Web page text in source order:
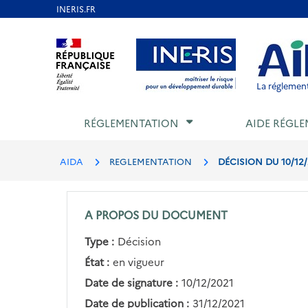
Aller au contenu Aller au menu Aller au
La
RÉGLEMENTATION AIDE
AIDA REGLEMENTATION DÉCISION DU 10/
A PROPOS DU DOCUMENT
Type : Décision
État : en vigueur
Date de signature : 10/12/2021
Date de publication : 31/12/2021